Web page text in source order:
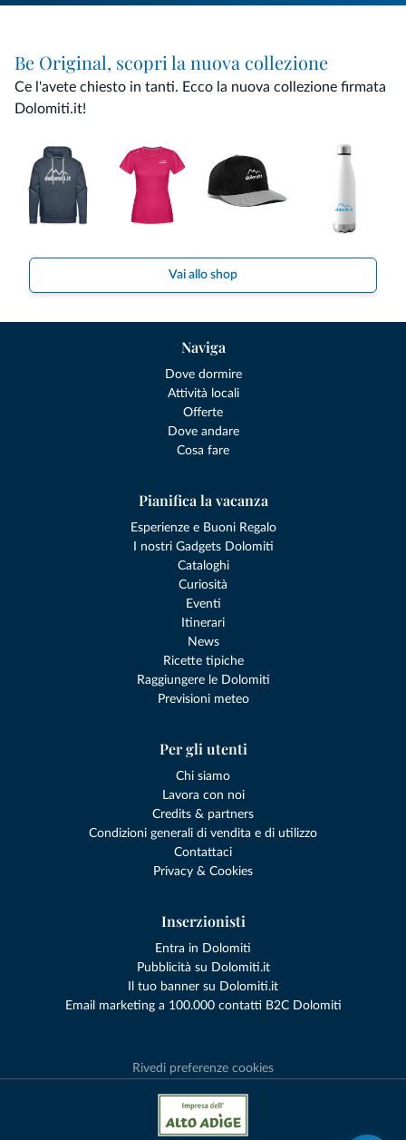
Be Original, scopri la nuova collezione
Ce l'avete chiesto in tanti. Ecco la nuova collezione firmata
Dolomiti.it!
Vai allo shop
Naviga
Dove dormire
Attività locali
Offerte
Dove andare
Cosa fare
Pianifica la vacanza
Esperienze e Buoni Regalo
I nostri Gadgets Dolomiti
Cataloghi
Curiosità
Eventi
Itinerari
News
Ricette tipiche
Raggiungere le Dolomiti
Previsioni meteo
Per gli utenti
Chi siamo
Lavora con noi
Credits & partners
Condizioni generali di vendita e di utilizzo
Contattaci
Privacy & Cookies
Inserzionisti
Entra in Dolomiti
Pubblicità su Dolomiti.it
Il tuo banner su Dolomiti.it
Email marketing a 100.000 contatti B2C Dolomiti
Rivedi preferenze cookies